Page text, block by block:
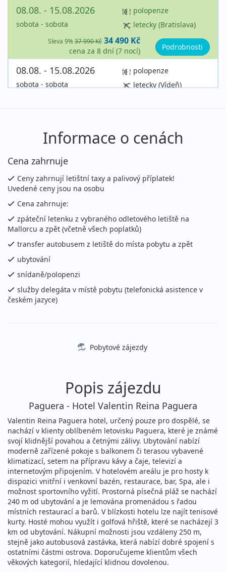
08.08. - 15.08.2026
sobota - sobota
polopenze
letecky (Bratislava)
Sleva 9%37 990 Kč 34 490 Kč
cena za 8 dní (7 nocí) Podrobnosti
08.08. - 15.08.2026
sobota - sobota
polopenze
letecky (Vídeň)
08.08. - 19.08.2026
sobota - středa
polopenze
letecky (Praha)
08.08. - 19.08.2026
sobota - středa
Sleva 9% 53 690 Kč 48 590 Kč
cena za 12 dní (11 nocí)
sobota - středa
polopenze
Sleva 9%
cena za 12 dní (11 nocí) Podrobnosti
37 990 Kč 34 490 Kč
cena za 8 dní (7 nocí)
neděle - neděle
letecky (Vídeň)
Sleva 9% 37 990 Kč 34 490 Kč
cena za 8 dní (7 nocí) Podrobnosti
12.08. - 16.08.2026
středa - neděle
polopenze
letecky (Praha)
23 890 Kč
cena za 5 dní (4 noci) vyprodáno
12.08. - 16.08.2026
středa - neděle
polopenze
letecky (Vídeň)
Sleva 9% 26 390 Kč 23 890 Kč
cena za 5 dní (4 noci) Podrobnosti
15.08. - 22.08.2026
sobota - sobota
polopenze
letecky (Praha)
Informace o cenách
Cena zahrnuje
Ceny zahrnují letištní taxy a palivový příplatek!
Uvedené ceny jsou na osobu
Cena zahrnuje:
zpáteční letenku z vybraného odletového letiště na
Mallorcu a zpět (včetně všech poplatků)
transfer autobusem z letiště do místa pobytu a zpět
ubytování
snídaně/polopenzi
služby delegáta v místě pobytu (telefonická asistence v
českém jazyce)
Pobytové zájezdy
Popis zájezdu
Paguera - Hotel Valentin Reina Paguera
Valentin Reina Paguera hotel, určený pouze pro dospělé, se
nachází v klienty oblíbeném letovisku Paguera, které je známé
svojí klidnější povahou a četnými zálivy. Ubytování nabízí
moderně zařízené pokoje s balkonem či terasou vybavené
klimatizací, setem na přípravu kávy a čaje, televizí a
internetovým připojením. V hotelovém areálu je pro hosty k
dispozici vnitřní i venkovní bazén, restaurace, bar, Spa, ale i
možnost sportovního vyžití. Prostorná písečná pláž se nachází
240 m od ubytování a je lemována promenádou s řadou
místních restaurací a barů. V blízkosti hotelu lze najít tenisové
kurty. Hosté mohou využít i golfová hřiště, které se nacházejí 3
km od ubytování. Nákupní možnosti jsou vzdáleny 250 m,
stejně jako autobusová zastávka, která nabízí dobré spojení s
ostatními částmi ostrova. Doporučujeme klientům všech
věkových kategorií, hledající klidnou dovolenou.